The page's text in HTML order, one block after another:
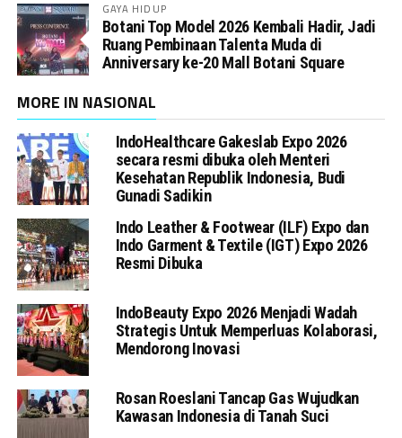
GAYA HIDUP
Botani Top Model 2026 Kembali Hadir, Jadi
Ruang Pembinaan Talenta Muda di
Anniversary ke-20 Mall Botani Square
MORE IN NASIONAL
IndoHealthcare Gakeslab Expo 2026
secara resmi dibuka oleh Menteri
Kesehatan Republik Indonesia, Budi
Gunadi Sadikin
Indo Leather & Footwear (ILF) Expo dan
Indo Garment & Textile (IGT) Expo 2026
Resmi Dibuka
IndoBeauty Expo 2026 Menjadi Wadah
Strategis Untuk Memperluas Kolaborasi,
Mendorong Inovasi
Rosan Roeslani Tancap Gas Wujudkan
Kawasan Indonesia di Tanah Suci